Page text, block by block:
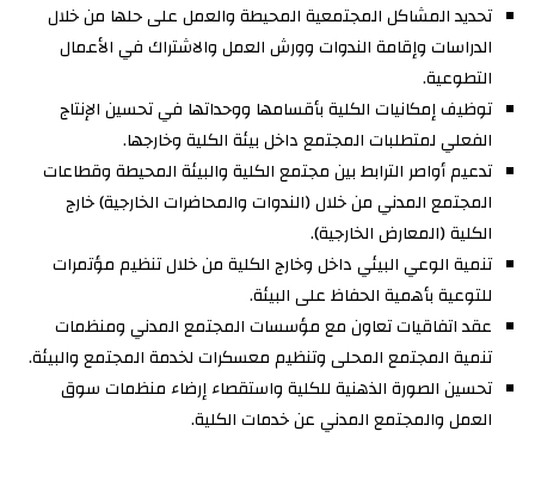
تحديد المشاكل المجتمعية المحيطة والعمل على حلها من خلال
الدراسات وإقامة الندوات وورش العمل والاشتراك في الأعمال
التطوعية.
توظيف إمكانيات الكلية بأقسامها ووحداتها في تحسين الإنتاج
الفعلي لمتطلبات المجتمع داخل بيئة الكلية وخارجها.
تدعيم أواصر الترابط بين مجتمع الكلية والبيئة المحيطة وقطاعات
المجتمع المدني من خلال (الندوات والمحاضرات الخارجية) خارج
الكلية (المعارض الخارجية).
تنمية الوعي البيئي داخل وخارج الكلية من خلال تنظيم مؤتمرات
للتوعية بأهمية الحفاظ على البيئة.
عقد اتفاقيات تعاون مع مؤسسات المجتمع المدني ومنظمات
تنمية المجتمع المحلى وتنظيم معسكرات لخدمة المجتمع والبيئة.
تحسين الصورة الذهنية للكلية واستقصاء إرضاء منظمات سوق
العمل والمجتمع المدني عن خدمات الكلية.